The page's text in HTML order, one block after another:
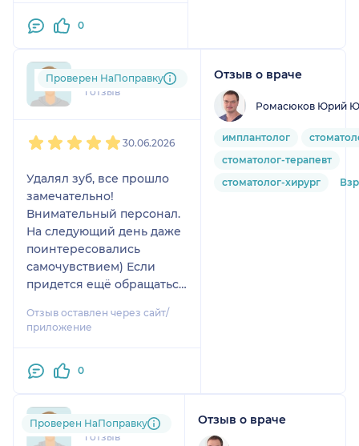
замечательного
0
mma....@....com
1 отзыв
Проверен НаПоправку
30.06.2026
Удалял зуб, все прошло
замечательно!
Внимательный персонал.
На следующий день даже
поинтересовались
самочувствием) Если
придется ещё обращаться
приду обязательно.
Спасибо Юрию Юрьевичу
Всё на высшем уровне!
Отзыв оставлен через сайт/
приложение
0
Отзыв о враче
Ромасюков Юрий
имплантолог
стоматолог-терапевт
стоматолог-хирург
z.i....@....com
1 отзыв
Проверен НаПоправку Отзыв о враче